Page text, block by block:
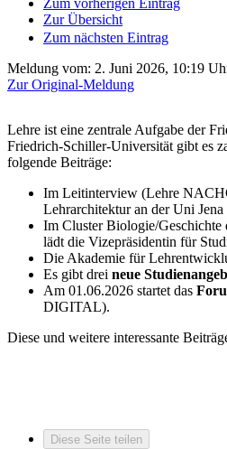
Zur Übersicht
Zum nächsten Eintrag
Meldung vom: 2. Juni 2026, 10:19
Zur Original-Meldung
Lehre ist eine zentrale Aufgabe der
Friedrich-Schiller-Universität gibt es
folgende Beiträge:
Im Leitinterview (Lehre
Lehrarchitektur an der Uni
Im Cluster Biologie/Geschichte
lädt die Vizepräsidentin für
Die Akademie für
Es gibt drei neue
Am 01.06.2026 startet das
DIGITAL).
Diese und weitere interessante
Diese Seite teilen